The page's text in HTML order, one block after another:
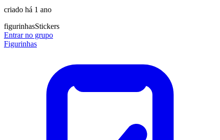
criado há 1 ano
figurinhasStickers
Entrar no grupo
Figurinhas